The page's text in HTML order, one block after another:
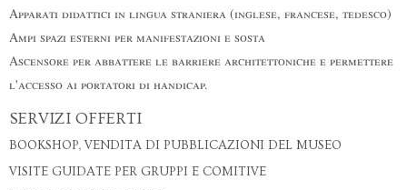
Apparati didattici in lingua straniera (inglese, francese, tedesco)
Ampi spazi esterni per manifestazioni e sosta
Ascensore per abbattere le barriere architettoniche e permettere
l'accesso ai portatori di handicap.
SERVIZI OFFERTI
BOOKSHOP, VENDITA DI PUBBLICAZIONI DEL MUSEO
VISITE GUIDATE PER GRUPPI E COMITIVE